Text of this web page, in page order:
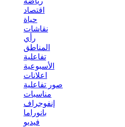
اقتصاد
حياة
نقاشات
رأي
المناطق
تفاعلية
الأسبوعية
اعلانات
صور تفاعلية
مناسبات
إنفوجراف
بانوراما
فيديو